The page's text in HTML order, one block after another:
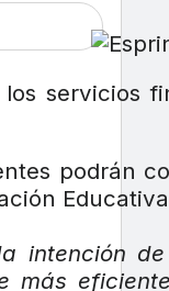
servicios
podrán
intención
más